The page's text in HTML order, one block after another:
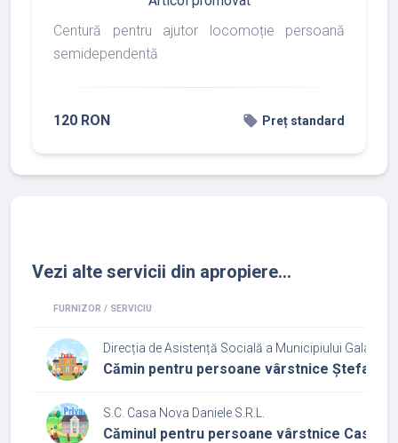
Centură pentru ajutor locomoție persoană
semidependentă
120 RON local_offer Preț standard
Vezi alte servicii din apropiere...
FURNIZOR / SERVICIU
Direcția de Asistență Socială a Municipiului Galați
Cămin pentru persoane vârstnice Ștefan
S.C. Casa Nova Daniele S.R.L.
Căminul pentru persoane vârstnice Casa